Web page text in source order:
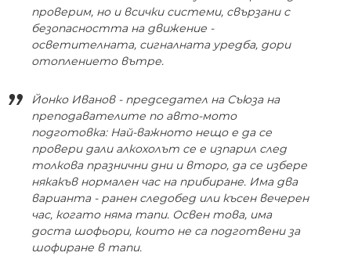
проверим, но и всички системи, свързани с
безопасността на движение -
осветителната, сигналната уредба, дори
отоплението вътре.
Йонко Иванов - председател на Съюза на
преподавателите по авто-мото
подготовка: Най-важното нещо е да се
провери дали алкохолът се е изпарил след
толкова празнични дни и второ, да се избере
някакъв нормален час на прибиране. Има два
варианта - ранен следобед или късен вечерен
час, когато няма тапи. Освен това, има
доста шофьори, които не са подготвени за
шофиране в тапи.